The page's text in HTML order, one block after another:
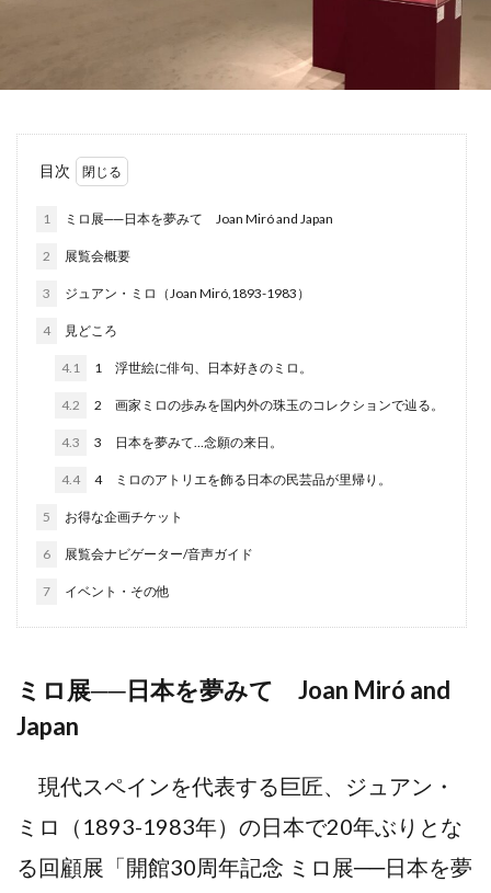
目次
1 ミロ展──⽇本を夢みて Joan Miró and Japan
2 展覧会概要
3 ジュアン・ミロ（Joan Miró,1893-1983）
4 見どころ
4.1 1 浮世絵に俳句、⽇本好きのミロ。
4.2 2 画家ミロの歩みを国内外の珠⽟のコレクションで辿る。
4.3 3 ⽇本を夢みて…念願の来⽇。
4.4 4 ミロのアトリエを飾る⽇本の⺠芸品が⾥帰り。
5 お得な企画チケット
6 展覧会ナビゲーター/音声ガイド
7 イベント・その他
ミロ展──⽇本を夢みて Joan Miró and
Japan
現代スペインを代表する巨匠、ジュアン・
ミロ（1893-1983年）の日本で20年ぶりとな
る回顧展「開館30周年記念 ミロ展──⽇本を夢